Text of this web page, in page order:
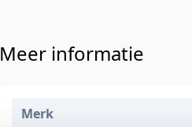
Meer informatie
Merk